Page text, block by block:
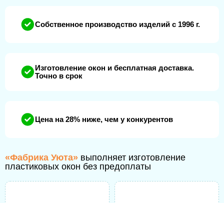
Собственное производство изделий с 1996 г.
Изготовление окон и бесплатная доставка.
Точно в срок
Цена на 28% ниже, чем у конкурентов
«Фабрика Уюта» выполняет изготовление
пластиковых окон без предоплаты